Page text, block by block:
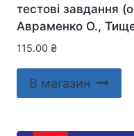
тестові завдання
Авраменко О.,
115.00 ₴
В магазин